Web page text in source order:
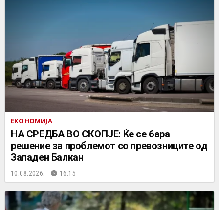
ЕКОНОМИЈА
НА СРЕДБА ВО СКОПЈЕ: Ќе се бара
решение за проблемот со превозниците од
Западен Балкан
10.08.2026. 16:15